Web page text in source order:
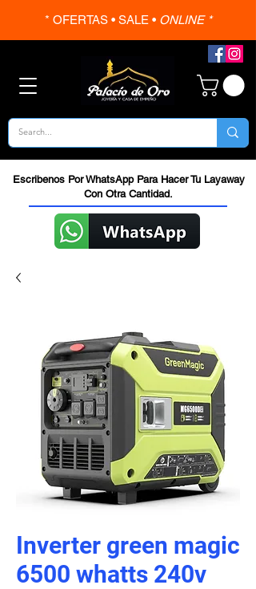
* OFERTAS • SALE •ONLINE *
Escribenos Por WhatsApp Para Hacer Tu Layaway
Con Otra Cantidad.
Inverter green magic
6500 whatts 240v